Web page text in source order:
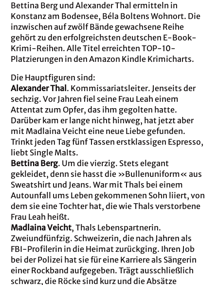
Bettina Berg und Alexander Thal ermitteln in
Konstanz am Bodensee, Béla Boltens Wohnort. Die
inzwischen auf zwölf Bände gewachsene Reihe
gehört zu den erfolgreichsten deutschen E-Book-
Krimi-Reihen. Alle Titel erreichten TOP-10-
Platzierungen in den Amazon Kindle Krimicharts.
Die Hauptfiguren sind:
Alexander Thal . Kommissariatsleiter. Jenseits der
sechzig. Vor Jahren fiel seine Frau Leah einem
Attentat zum Opfer, das ihm gegolten hatte.
Darüber kam er lange nicht hinweg, hat jetzt aber
mit Madlaina Veicht eine neue Liebe gefunden.
Trinkt jeden Tag fünf Tassen erstklassigen Espresso,
liebt Single Malts.
Bettina Berg. Um die vierzig. Stets elegant
gekleidet, denn sie hasst die »Bullenuniform« aus
Sweatshirt und Jeans. War mit Thals bei einem
Autounfall ums Leben gekommenen Sohn liiert, von
dem sie eine Tochter hat, die wie Thals verstorbene
Frau Leah heißt.
Madlaina Veicht, Thals Lebenspartnerin.
Zweiundfünfzig. Schweizerin, die nach Jahren als
FBI-Profilerin in die Heimat zurückging. Ihren Job
bei der Polizei hat sie für eine Karriere als Sängerin
einer Rockband aufgegeben. Trägt ausschließlich
schwarz, die Röcke sind kurz und die Absätze